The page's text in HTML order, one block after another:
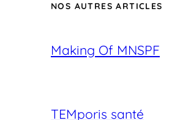
NOS AUTRES ARTICLES
Making Of MNSPF
TEMporis santé